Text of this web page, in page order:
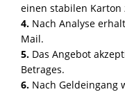
einen stabilen Karton
4. Nach Analyse
Mail.
5. Das Angebot
Betrages.
6. Nach Geldeingang